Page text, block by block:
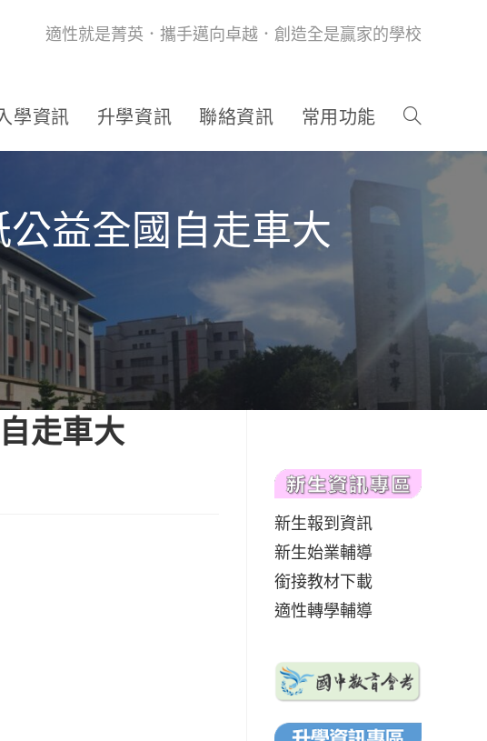
適性就是菁英．攜手邁向卓越．創造全是贏家的學校
學資訊 升學資訊 聯絡資訊 常用功能
益全國自走車大
走車大
新生報到資訊
新生始業輔導
銜接教材下載
適性轉學輔導